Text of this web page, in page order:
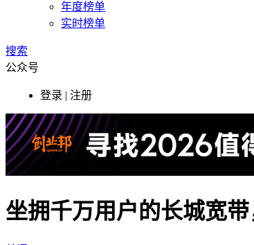
年度榜单
实时榜单
搜索
公众号
登录 | 注册
坐拥千万用户的长城宽带